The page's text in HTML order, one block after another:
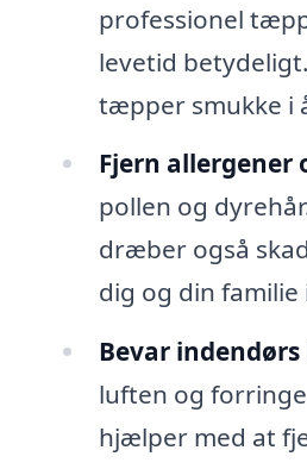
professionel
levetid
tæpper smukke i
Fjern allergener
pollen og
dræber også
dig og din familie
Bevar
luften og
hjælper med at